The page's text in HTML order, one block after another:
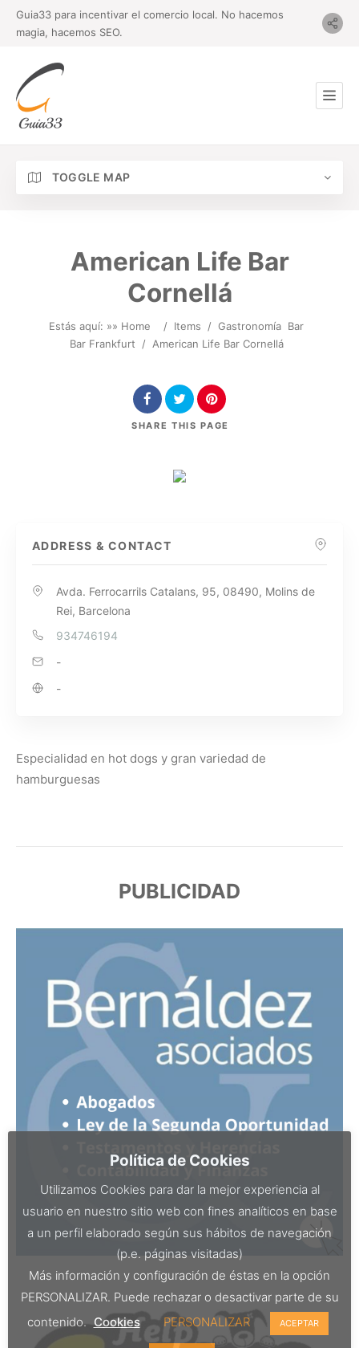
Guia33 para incentivar el comercio local. No hacemos
magia, hacemos SEO.
TOGGLE MAP
American Life Bar
Cornellá
Estás aquí: »» Home / Items / Gastronomía Bar
Bar Frankfurt
/ American Life Bar Cornellá
SHARE THIS PAGE
ADDRESS & CONTACT
Avda. Ferrocarrils Catalans, 95, 08490, Molins de
Rei, Barcelona
934746194
-
-
Especialidad en hot dogs y gran variedad de
hamburguesas
PUBLICIDAD
Política de Cookies
Utilizamos Cookies para dar la mejor experiencia al
usuario en nuestro sitio web con fines analíticos en base
a un perfil elaborado según sus hábitos de navegación
(p.e. páginas visitadas)
Más información y configuración de éstas en la opción
PERSONALIZAR. Puede rechazar o desactivar parte de su
contenido. Cookies PERSONALIZAR ACEPTAR